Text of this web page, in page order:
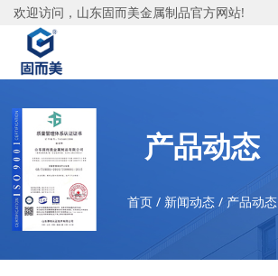
欢迎访问，山东固而美金属制品官方网站!
产品动态
首页 / 新闻动态 / 产品动态